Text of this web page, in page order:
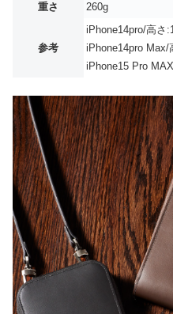
重さ
260g
参考
iPhone14pro/高さ
iPhone14pro
iPhone15 Pro